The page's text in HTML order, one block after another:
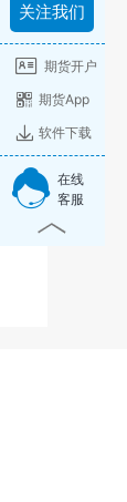
关注我们
期货开户
期货App
软件下载
在线
客服